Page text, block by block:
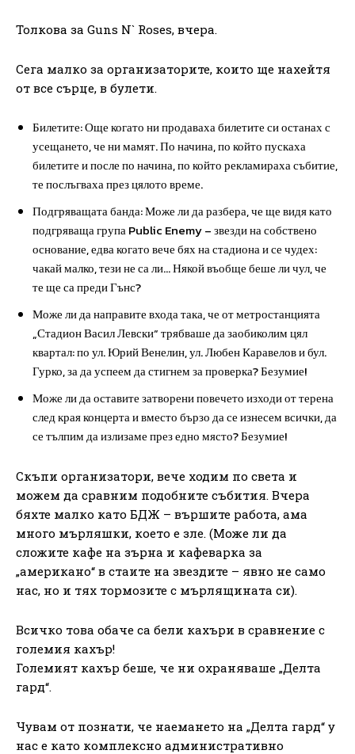
Толкова за Guns N` Roses, вчера.
Сега малко за организаторите, които ще нахейтя
от все сърце, в булети.
Билетите: Още когато ни продаваха билетите си останах с
усещането, че ни мамят. По начина, по който пускаха
билетите и после по начина, по който рекламираха събитие,
те послъгваха през цялото време.
Подгряващата банда: Може ли да разбера, че ще видя като
подгряваща група Public Enemy – звезди на собствено
основание, едва когато вече бях на стадиона и се чудех:
чакай малко, тези не са ли… Някой въобще беше ли чул, че
те ще са преди Гънс?
Може ли да направите входа така, че от метростанцията
„Стадион Васил Левски“ трябваше да заобиколим цял
квартал: по ул. Юрий Венелин, ул. Любен Каравелов и бул.
Гурко, за да успеем да стигнем за проверка? Безумие!
Може ли да оставите затворени повечето изходи от терена
след края концерта и вместо бързо да се изнесем всички, да
се тълпим да излизаме през едно място? Безумие!
Скъпи организатори, вече ходим по света и
можем да сравним подобните събития. Вчера
бяхте малко като БДЖ – вършите работа, ама
много мърляшки, което е зле. (Може ли да
сложите кафе на зърна и кафеварка за
„американо“ в стаите на звездите – явно не само
нас, но и тях тормозите с мърлящината си).
Всичко това обаче са бели кахъри в сравнение с
големия кахър!
Големият кахър беше, че ни охраняваше „Делта
гард“.
Чувам от познати, че наемането на „Делта гард“ у
нас е като комплексно административно